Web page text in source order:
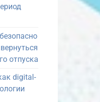
отпуска
digital-